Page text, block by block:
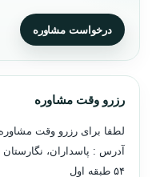
درخواست مشاوره
رزرو وقت مشاوره
لطفا برای رزرو وقت
آدرس : پاسداران،
۵۴ طبقه اول